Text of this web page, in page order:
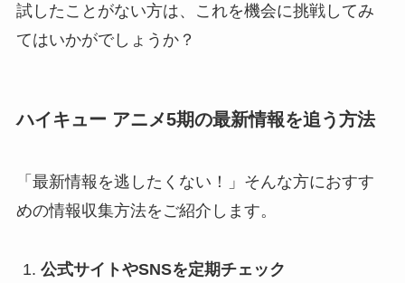
試したことがない方は、これを機会に挑戦してみ
てはいかがでしょうか？
ハイキュー アニメ5期の最新情報を追う方法
「最新情報を逃したくない！」そんな方におすす
めの情報収集方法をご紹介します。
公式サイトやSNSを定期チェック